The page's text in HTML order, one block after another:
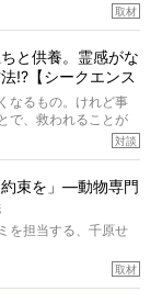
フレンチブルドッグ
であることに、なん
。
しを、BUHI編集長の
ていただきます。
取材
と供養。霊感がな
!?【シークエンス
なるもの。けれど事
で、救われることが
やとも」さんに、愛
。
好きで心霊分野の知
ちゃはどうすればい
対談
約束を」―動物専門
を担当する、千原せ
取材